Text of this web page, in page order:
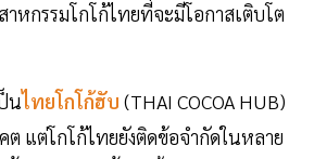
หกรรมโกโก้ไทยที่จะมีโอกาสเติบโต
นไทยโกโก้ฮับ (THAI COCOA HUB)
ต แต่โกโก้ไทยยังติดข้อจำกัดในหลาย